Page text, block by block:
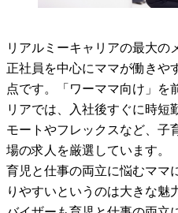
リアルミーキャリアの最大の
正社員を中心にママが働きや
点です。「ワーママ向け」を
リアでは、入社後すぐに時短
モートやフレックスなど、子
場の求人を厳選しています。
育児と仕事の両立に悩むママ
りやすいというのは大きな魅